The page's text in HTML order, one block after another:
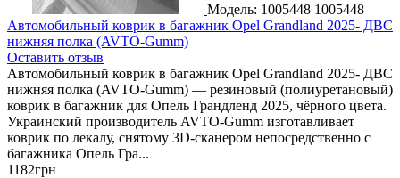
Модель: 1005448 1005448
Автомобильный коврик в багажник Opel Grandland 2025- ДВС
нижняя полка (AVTO-Gumm)
Оставить отзыв
Автомобильный коврик в багажник Opel Grandland 2025- ДВС
нижняя полка (AVTO-Gumm) — резиновый (полиуретановый)
коврик в багажник для Опель Грандленд 2025, чёрного цвета.
Украинский производитель AVTO-Gumm изготавливает
коврик по лекалу, снятому 3D-сканером непосредственно с
багажника Опель Гра...
1182грн